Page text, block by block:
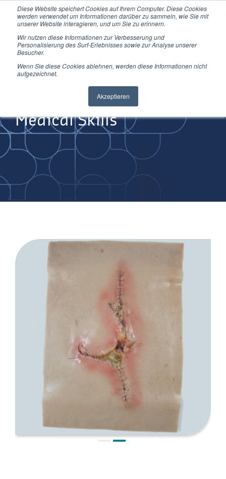
Diese Website speichert Cookies auf Ihrem Computer. Diese Cookies
werden verwendet um Informationen darüber zu sammeln, wie Sie mit
unserer Website interagieren, und um Sie zu erinnern.
Wir nutzen diese Informationen zur Verbesserung und
Personalisierung des Surf-Erlebnisses sowie zur Analyse unserer
Besucher.
Wenn Sie diese Cookies ablehnen, werden diese Informationen nicht
aufgezeichnet.
Akzeptieren
Direkt
zum
Medical Skills